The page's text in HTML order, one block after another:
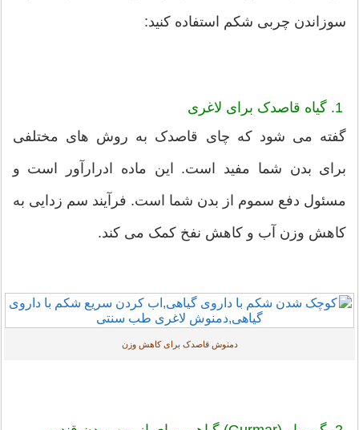
سوزاندن چربی شکم استفاده کنید:
1. گیاه قاصدک برای لاغری
گفته می شود که چای قاصدک به روش های مختلفی
برای بدن شما مفید است. این ماده ادرارآور است و
مسئول دفع سموم از بدن شما است. فرآیند سم زدایی به
کاهش وزن آب و کاهش نفخ کمک می کند.
دمنوش قاصدک برای کاهش وزن